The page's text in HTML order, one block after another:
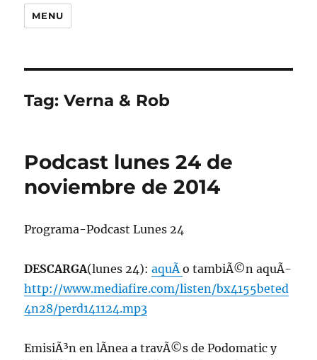
MENU
Tag:Verna & Rob
Podcast lunes 24 de
noviembre de 2014
Programa-Podcast Lunes 24
DESCARGA(lunes 24):aquÃ­o tambiÃ©n aquÃ­
http://www.mediafire.com/listen/bx4155beted
4n28/perd141124.mp3
EmisiÃ³n en lÃ­nea a travÃ©s de Podomatic y